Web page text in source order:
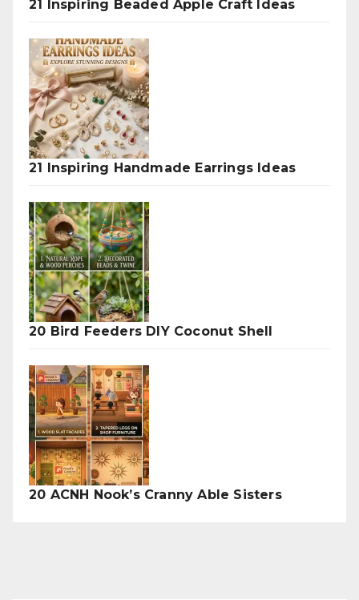
21 Inspiring Beaded Apple Craft Ideas
21 Inspiring Handmade Earrings Ideas
20 Bird Feeders DIY Coconut Shell
20 ACNH Nook’s Cranny Able Sisters